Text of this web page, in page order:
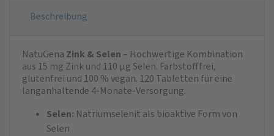
Beschreibung
NatuGena Zink & Selen – Hochwertige Kombination
aus 15 mg Zink und 110 µg Selen. Farbstofffrei,
glutenfrei und 100 % vegan. 120 Tabletten für eine
langanhaltende 4-Monate-Versorgung.
Selen: Natriumselenit als bioaktive Form von
Selen